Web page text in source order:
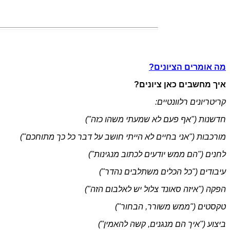
מה אומרים הציונים?
איך מחשבים כאן ציונים?
קריטריונים רלוונטיים:
חדשנות ("אף פעם לא שמעתי משהו כזה")
מורכבות ("אני בחיים לא הייתי חושב על דבר כל כך מתוחכם")
לחנים ("הם ממש יודעים לכתוב מנגינות")
עיבודים ("כל הכלים משתלבים נהדר")
הפקה ("איזה סאונד צלול יש לאלבום הזה")
טקסטים ("ממש משורר, הבחור")
ביצוע ("איך הם מנגנים, קשה להאמין")